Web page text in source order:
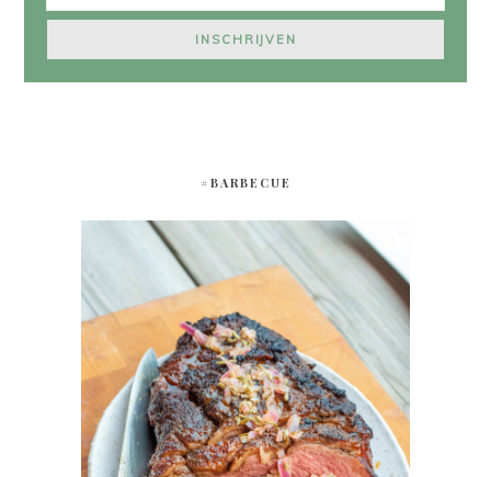
#BARBECUE